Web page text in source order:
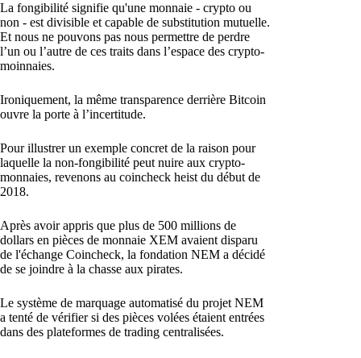
La fongibilité signifie qu'une monnaie - crypto ou
non - est divisible et capable de substitution mutuelle.
Et nous ne pouvons pas nous permettre de perdre
l’un ou l’autre de ces traits dans l’espace des crypto-
moinnaies.
Ironiquement, la même transparence derrière Bitcoin
ouvre la porte à l’incertitude.
Pour illustrer un exemple concret de la raison pour
laquelle la non-fongibilité peut nuire aux crypto-
monnaies, revenons au coincheck heist du début de
2018.
Après avoir appris que plus de 500 millions de
dollars en pièces de monnaie XEM avaient disparu
de l'échange Coincheck, la fondation NEM a décidé
de se joindre à la chasse aux pirates.
Le système de marquage automatisé du projet NEM
a tenté de vérifier si des pièces volées étaient entrées
dans des plateformes de trading centralisées.